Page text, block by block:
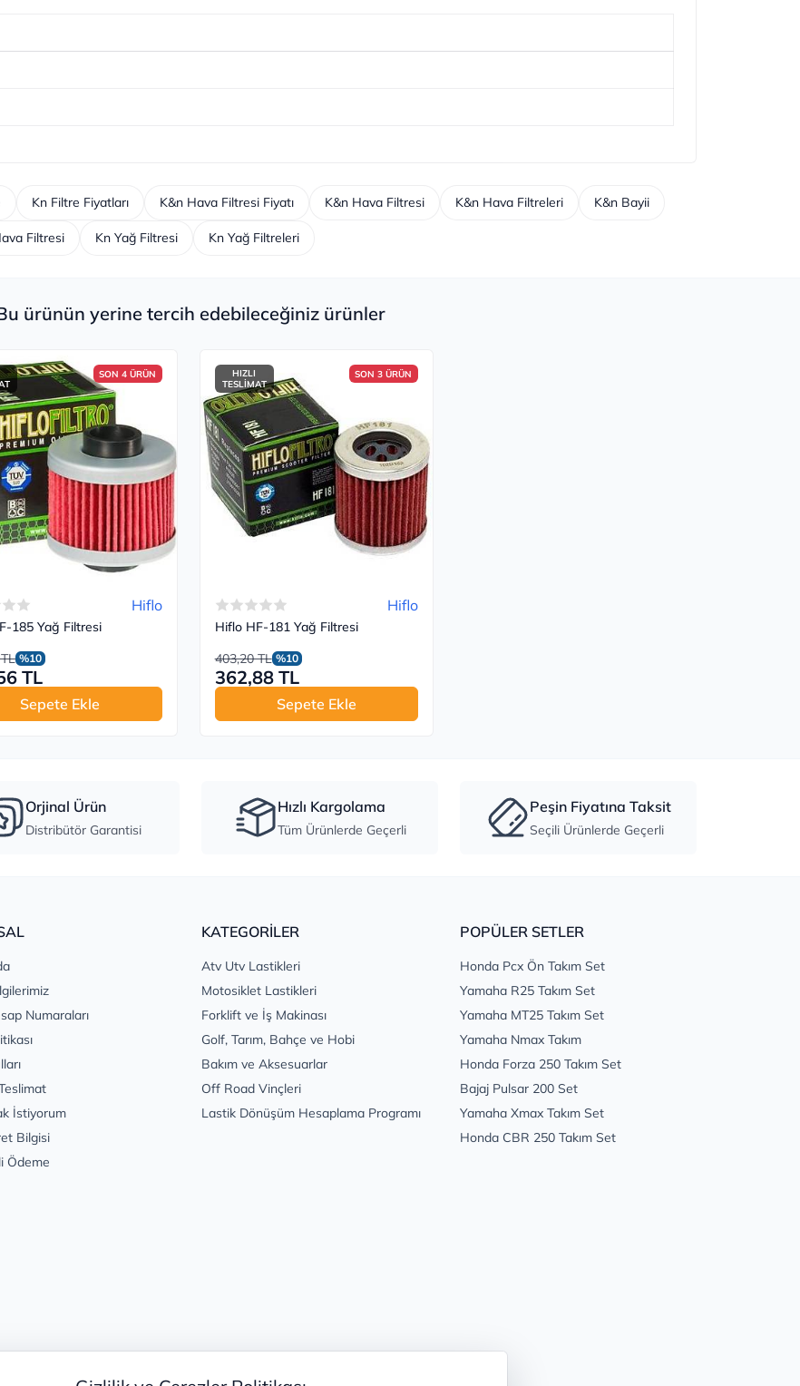
Kn Filtre Fiyatları K&n Hava Filtresi Fiyatı K&n Hava Filtresi K&n Hava Filtreleri K&n Bayii
Filtresi Kn Yağ Filtresi Kn Yağ Filtreleri
ürünün yerine tercih edebileceğiniz ürünler
SON 4 ÜRÜN
Hiflo
185 Yağ Filtresi
%10
TL
Sepete Ekle
HIZLI
TESLİMAT
SON 3 ÜRÜN
Hiflo
Hiflo HF-181 Yağ Filtresi
403,20 TL %10
362,88 TL
Sepete Ekle
Orjinal Ürün
Distribütör Garantisi
Hızlı Kargolama
Tüm Ürünlerde Geçerli
Peşin Fiyatına Taksit
Seçili Ürünlerde Geçerli
Numaraları
İstiyorum
Bilgisi
Ödeme
KATEGORİLER
Atv Utv Lastikleri
Motosiklet Lastikleri
Forklift ve İş Makinası
Golf, Tarım, Bahçe ve Hobi
Bakım ve Aksesuarlar
Off Road Vinçleri
Lastik Dönüşüm Hesaplama Programı
POPÜLER SETLER
Honda Pcx Ön Takım Set
Yamaha R25 Takım Set
Yamaha MT25 Takım Set
Yamaha Nmax Takım
Honda Forza 250 Takım Set
Bajaj Pulsar 200 Set
Yamaha Xmax Takım Set
Honda CBR 250 Takım Set